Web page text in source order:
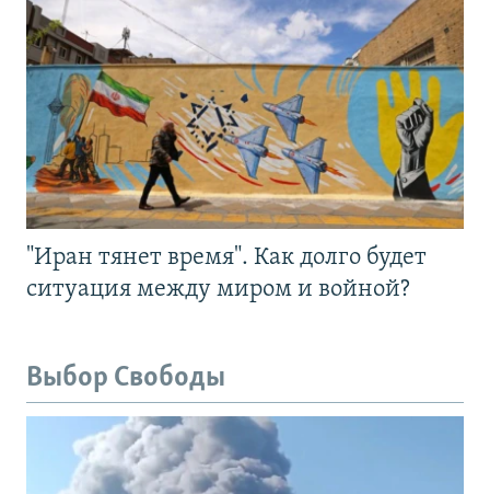
"Иран тянет время". Как долго будет
ситуация между миром и войной?
Выбор Свободы